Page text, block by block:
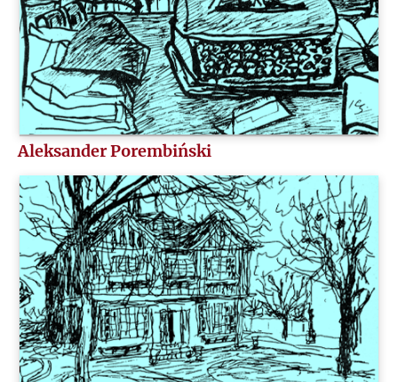
Aleksander Porembiński